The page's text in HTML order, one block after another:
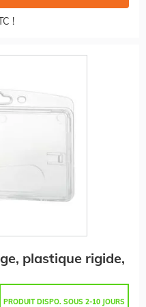
!
plastique rigide,
PRODUIT DISPO. SOUS 2-10 JOURS